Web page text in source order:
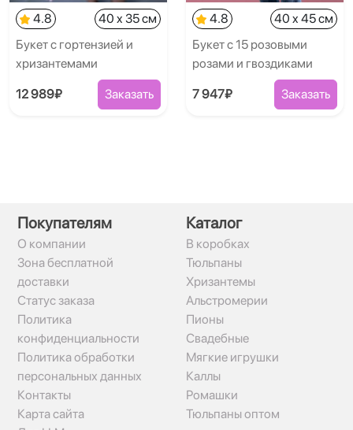
4.8
40 x 35 см
Букет с гортензией и
хризантемами
12 989₽ Заказать
4.8
40 x 45 см
Букет с 15 розовыми
розами и гвоздиками
7 947₽ Заказать
Покупателям
О компании
Зона бесплатной
доставки
Статус заказа
Политика
конфиденциальности
Политика обработки
персональных данных
Контакты
Карта сайта
Каталог
В коробках
Тюльпаны
Хризантемы
Альстромерии
Пионы
Свадебные
Мягкие игрушки
Каллы
Ромашки
Тюльпаны оптом